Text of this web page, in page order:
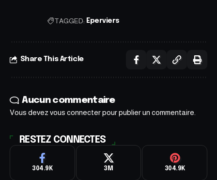
TAGGED: Eperviers
Share This Article
Aucun commentaire
Vous devez vous connecterpour publier un commentaire.
RESTEZ CONNECTES
304.9K 3M 304.9K